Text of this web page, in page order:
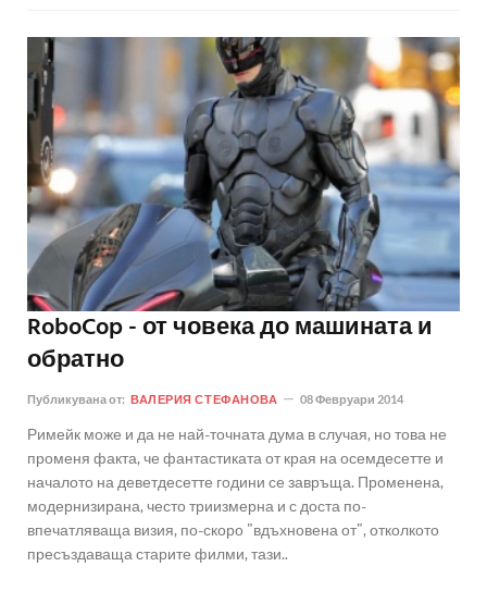
RoboCop - от човека до машината и
обратно
Публикувана от: ВАЛЕРИЯ СТЕФАНОВА 08 Февруари 2014
Римейк може и да не най-точната дума в случая, но това не
променя факта, че фантастиката от края на осемдесетте и
началото на деветдесетте години се завръща. Променена,
модернизирана, често триизмерна и с доста по-
впечатляваща визия, по-скоро "вдъхновена от", отколкото
пресъздаваща старите филми, тази..